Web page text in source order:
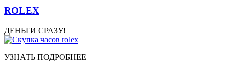
ROLEX
ДЕНЬГИ СРАЗУ!
УЗНАТЬ ПОДРОБНЕЕ